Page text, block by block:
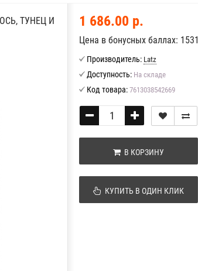
ТУНЕЦ И 1 686.00 р.
Цена в бонусных баллах: 1531
Производитель: Latz
Доступность: На складе
Код товара: 7613038542669
В КОРЗИНУ
КУПИТЬ В ОДИН КЛИК